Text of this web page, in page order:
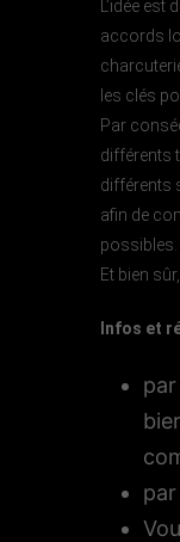
L’idée
accords
les clés
Par
différents
différents
afin de
possibles.
Et bien
Infos et